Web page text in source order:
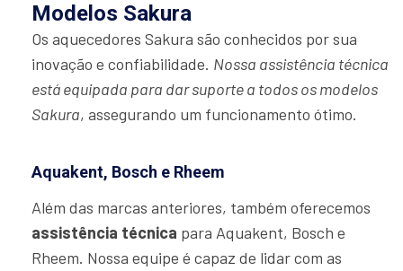
Modelos Sakura
Os aquecedores Sakura são conhecidos por sua
inovação e confiabilidade. Nossa assistência técnica
está equipada para dar suporte a todos os modelos
Sakura, assegurando um funcionamento ótimo.
Aquakent, Bosch e Rheem
Além das marcas anteriores, também oferecemos
assistência técnica para Aquakent, Bosch e
Rheem. Nossa equipe é capaz de lidar com as